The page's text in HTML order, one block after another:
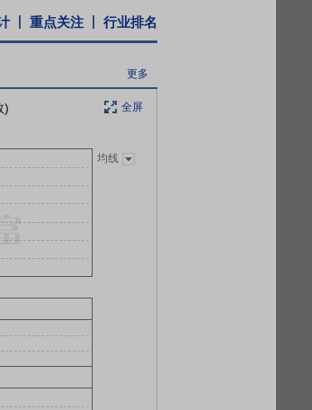
重点关注 行业排名
更多
) 全屏
均线